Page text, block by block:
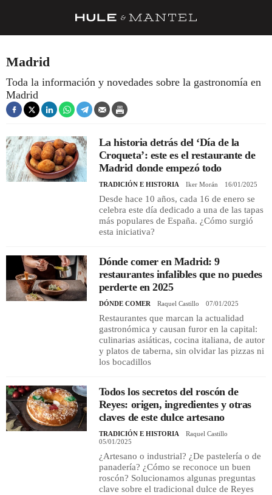
DESPENSA
BARRAS Y ESTRELLAS
DÓNDE COMER
ÍDOLOS DE MESAS
A CUCHILLO
REGISTRO
INICIAR SESIÓN
Madrid
Toda la información y novedades sobre la gastronomía en
Madrid
La historia detrás del ‘Día de la
Croqueta’: este es el restaurante de
Madrid donde empezó todo
TRADICIÓN E HISTORIA Iker Morán 16/01/2025
Desde hace 10 años, cada 16 de enero se
celebra este día dedicado a una de las tapas
más populares de España. ¿Cómo surgió
esta iniciativa?
Dónde comer en Madrid: 9
restaurantes infalibles que no puedes
perderte en 2025
DÓNDE COMER Raquel Castillo 07/01/2025
Restaurantes que marcan la actualidad
gastronómica y causan furor en la capital:
culinarias asiáticas, cocina italiana, de autor
y platos de taberna, sin olvidar las pizzas ni
los bocadillos
Todos los secretos del roscón de
Reyes: origen, ingredientes y otras
claves de este dulce artesano
TRADICIÓN E HISTORIA
Raquel Castillo
05/01/2025
¿Artesano o industrial? ¿De pastelería o de
panadería? ¿Cómo se reconoce un buen
roscón? Solucionamos algunas preguntas
clave sobre el tradicional dulce de Reyes